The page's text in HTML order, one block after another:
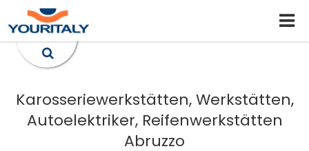
Karosseriewerkstätten, Werkstätten,
Autoelektriker, Reifenwerkstätten
Abruzzo